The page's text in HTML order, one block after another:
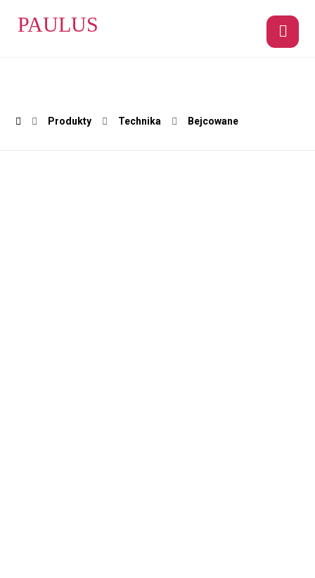
PAULUS
Produkty Technika Bejcowane